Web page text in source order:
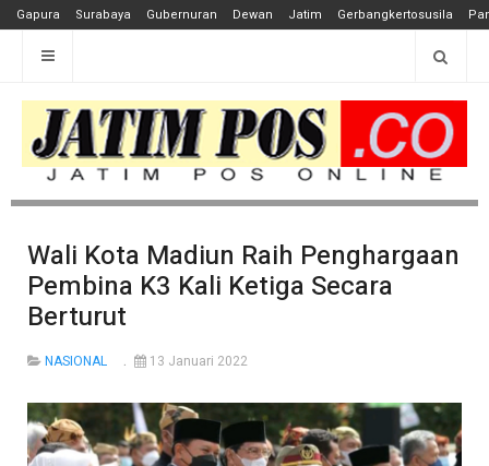
Gapura Surabaya Gubernuran Dewan Jatim Gerbangkertosusila
Wali Kota Madiun Raih Penghargaan
Pembina K3 Kali Ketiga Secara
Berturut
NASIONAL 13 Januari 2022